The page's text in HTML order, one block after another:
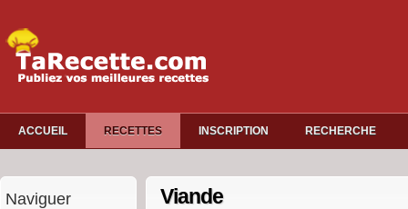
ACCUEIL RECETTES INSCRIPTION RECHERCHE
Naviguer Viande